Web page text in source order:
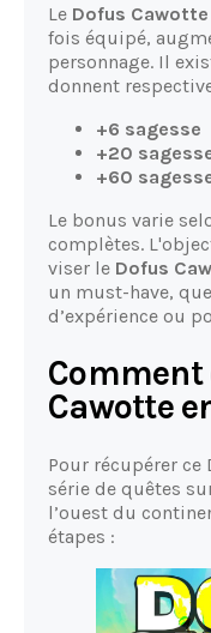
Le Dofus Cawotte
fois équipé,
personnage. Il
donnent
+6 sagesse
+20
+60
Le bonus varie
complètes.
viser le Dofus
un must-have,
d’expérience ou
Comment
Cawotte
Pour récupérer
série de quêtes
l’ouest du
étapes :